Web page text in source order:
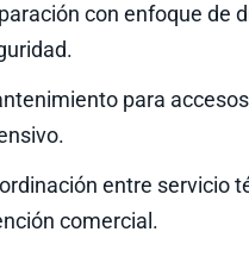
con enfoque de
para
entre servicio
comercial.